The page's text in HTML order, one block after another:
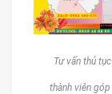
Tư vấn thủ
thành viên